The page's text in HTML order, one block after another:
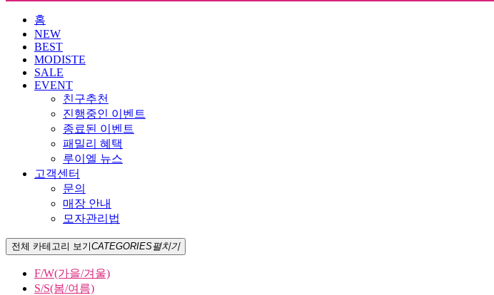
홈
NEW
BEST
MODISTE
SALE
EVENT
친구추천
진행중인 이벤트
종료된 이벤트
패밀리 혜택
루이엘 뉴스
고객센터
문의
매장 안내
모자관리법
전체 카테고리 보기CATEGORIES펼치기
F/W(가을/겨울)
S/S(봄/여름)